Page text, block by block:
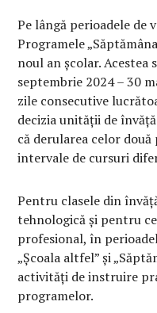
Pe lângă perioadele de
Programele
noul an școlar. Acestea
septembrie 2024 – 30
zile consecutive
decizia unității de
că derularea celor
intervale de cursuri
Pentru clasele din
tehnologică și pentru
profesional, în
„Școala altfel” și
activități de instruire
programelor.